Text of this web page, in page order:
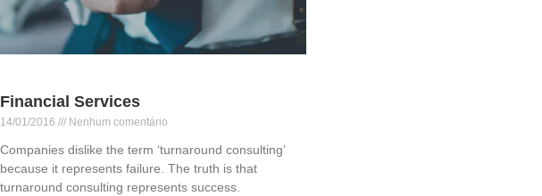
Financial Services
14/01/2016 Nenhum comentário
Companies dislike the term ‘turnaround consulting’
because it represents failure. The truth is that
turnaround consulting represents success.